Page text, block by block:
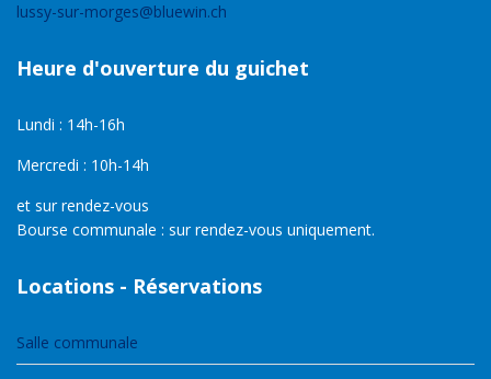
lussy-sur-morges@bluewin.ch
Heure d'ouverture du guichet
Lundi : 14h-16h
Mercredi : 10h-14h
et sur rendez-vous
Bourse communale : sur rendez-vous uniquement.
Locations - Réservations
Salle communale